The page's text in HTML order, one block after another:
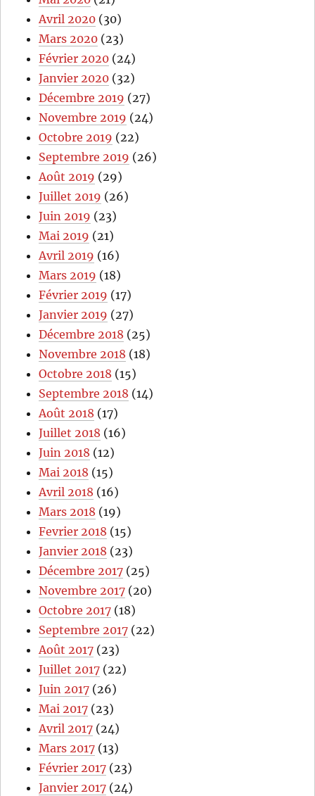
Avril 2020 (30)
Mars 2020 (23)
Février 2020 (24)
Janvier 2020 (32)
Décembre 2019 (27)
Novembre 2019 (24)
Octobre 2019 (22)
Septembre 2019 (26)
Août 2019 (29)
Juillet 2019 (26)
Juin 2019 (23)
Mai 2019 (21)
Avril 2019 (16)
Mars 2019 (18)
Février 2019 (17)
Janvier 2019 (27)
Décembre 2018 (25)
Novembre 2018 (18)
Octobre 2018 (15)
Septembre 2018 (14)
Août 2018 (17)
Juillet 2018 (16)
Juin 2018 (12)
Mai 2018 (15)
Avril 2018 (16)
Mars 2018 (19)
Fevrier 2018 (15)
Janvier 2018 (23)
Décembre 2017 (25)
Novembre 2017 (20)
Octobre 2017 (18)
Septembre 2017 (22)
Août 2017 (23)
Juillet 2017 (22)
Juin 2017 (26)
Mai 2017 (23)
Avril 2017 (24)
Mars 2017 (13)
Février 2017 (23)
Janvier 2017 (24)